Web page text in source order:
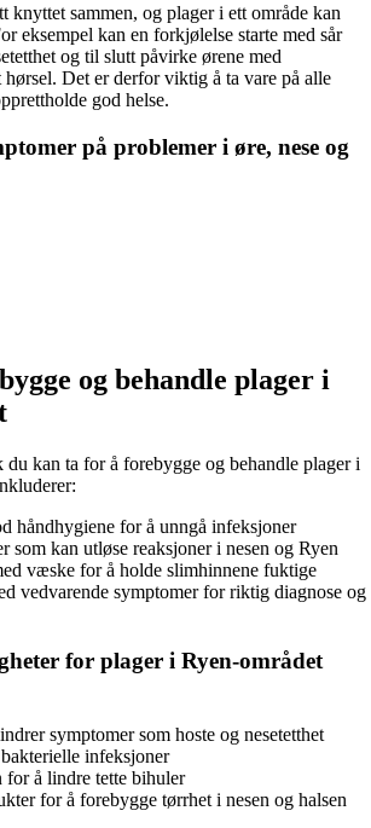
knyttet sammen, og plager i ett område kan
eksempel kan en forkjølelse starte med sår
og til slutt påvirke ørene med
Det er derfor viktig å ta vare på alle
god helse.
på problemer i øre, nese og
og behandle plager i
kan ta for å forebygge og behandle plager i
håndhygiene for å unngå infeksjoner
som kan utløse reaksjoner i nesen og Ryen
væske for å holde slimhinnene fuktige
vedvarende symptomer for riktig diagnose og
for plager i Ryen-området
symptomer som hoste og nesetetthet
infeksjoner
for å lindre tette bihuler
for å forebygge tørrhet i nesen og halsen